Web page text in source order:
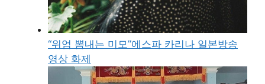
“위엄 뽐내는 미모”에스파 카리나 일본방송
영상 화제